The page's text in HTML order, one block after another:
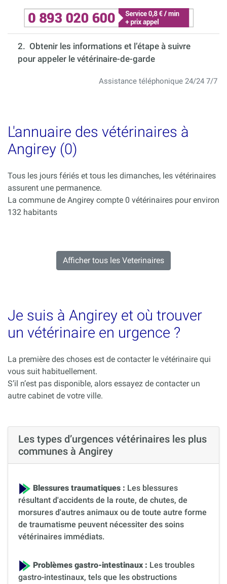
2. Obtenir les informations et l’étape à suivre
pour appeler le vétérinaire-de-garde
Assistance téléphonique 24/24 7/7
L'annuaire des vétérinaires à
Angirey (0)
Tous les jours fériés et tous les dimanches, les vétérinaires
assurent une permanence.
La commune de Angirey compte 0 vétérinaires pour environ
132 habitants
Afficher tous les Veterinaires
Je suis à Angirey et où trouver
un vétérinaire en urgence ?
La première des choses est de contacter le vétérinaire qui
vous suit habituellement.
S’il n’est pas disponible, alors essayez de contacter un
autre cabinet de votre ville.
Les types d’urgences vétérinaires les plus
communes à Angirey
Blessures traumatiques : Les blessures
résultant d'accidents de la route, de chutes, de
morsures d'autres animaux ou de toute autre forme
de traumatisme peuvent nécessiter des soins
vétérinaires immédiats.
Problèmes gastro-intestinaux : Les troubles
gastro-intestinaux, tels que les obstructions